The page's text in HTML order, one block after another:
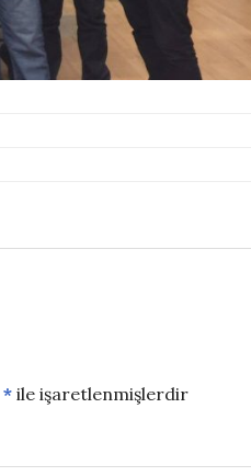
* ile işaretlenmişlerdir